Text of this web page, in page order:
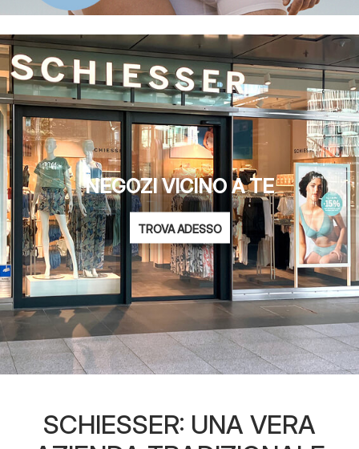
NEGOZI VICINO A TE
TROVA ADESSO
SCHIESSER: UNA VERA